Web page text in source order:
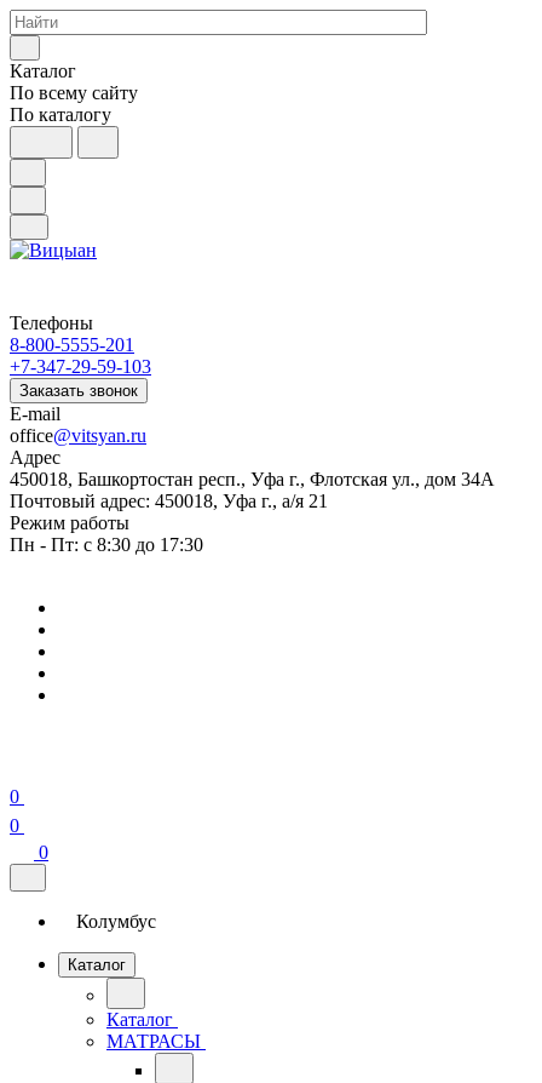
Каталог
По всему сайту
По каталогу
Телефоны
8-800-5555-201
+7-347-29-59-103
Заказать звонок
E-mail
office@vitsyan.ru
Адрес
450018, Башкортостан респ., Уфа г., Флотская ул., дом 34А
Почтовый адрес: 450018, Уфа г., а/я 21
Режим работы
Пн - Пт: с 8:30 до 17:30
0
0
0
Колумбус
Каталог
Каталог
МАТРАСЫ